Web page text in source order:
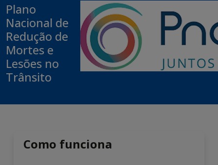
Plano
Nacional de
Redução de
Mortes e
Lesões no
Trânsito
Como funciona